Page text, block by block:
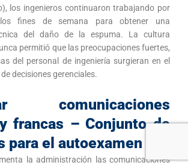
los ingenieros continuaron trabajando por
fines de semana para obtener una
del daño de la espuma. La cultura
permitió que las preocupaciones fuertes,
del personal de ingeniería surgieran en el
decisiones gerenciales.
comunicaciones
francas – Conjunto de
para el autoexamen
la administración las comunicaciones